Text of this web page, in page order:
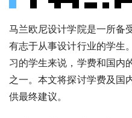
马兰欧尼设计学院是一所备
有志于从事设计行业的学生
习的学生来说，学费和国内
之一。本文将探讨学费及国
供最终建议。